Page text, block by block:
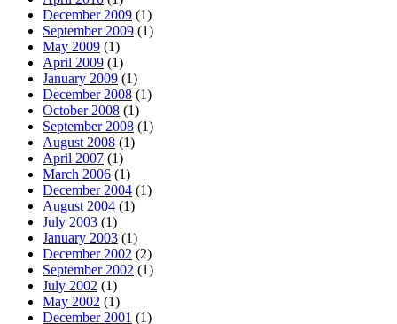
December 2009 (1)
September 2009 (1)
May 2009 (1)
April 2009 (1)
January 2009 (1)
December 2008 (1)
October 2008 (1)
September 2008 (1)
August 2008 (1)
April 2007 (1)
March 2006 (1)
December 2004 (1)
August 2004 (1)
July 2003 (1)
January 2003 (1)
December 2002 (2)
September 2002 (1)
July 2002 (1)
May 2002 (1)
December 2001 (1)